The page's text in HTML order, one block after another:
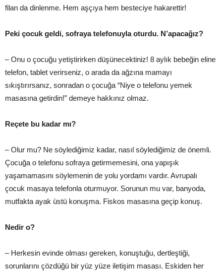
filan da dinlenme. Hem aşçıya hem besteciye hakarettir!
Peki çocuk geldi, sofraya telefonuyla oturdu. N’apacağız?
– Onu o çocuğu yetiştirirken düşünecektiniz! 8 aylık bebeğin eline
telefon, tablet verirseniz, o arada da ağzına mamayı
sıkıştırırsanız, sonradan o çocuğa “Niye o telefonu yemek
masasına getirdin!” demeye hakkınız olmaz.
Reçete bu kadar mı?
– Olur mu? Ne söylediğimiz kadar, nasıl söylediğimiz de önemli.
Çocuğa o telefonu sofraya getirmemesini, ona yapışık
yaşamamasını söylemenin de yolu yordamı vardır. Avrupalı
çocuk masaya telefonla oturmuyor. Sorunun mu var, banyoda,
mutfakta ayak üstü konuşma. Fiskos masasına geçip konuş.
Nedir o?
– Herkesin evinde olması gereken, konuştuğu, dertleştiği,
sorunlarını çözdüğü bir yüz yüze iletişim masası. Eskiden her